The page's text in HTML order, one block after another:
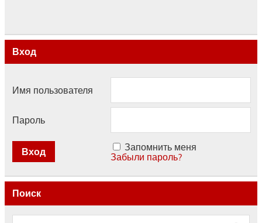
Вход
Имя пользователя
Пароль
Запомнить меня
Забыли пароль?
Поиск